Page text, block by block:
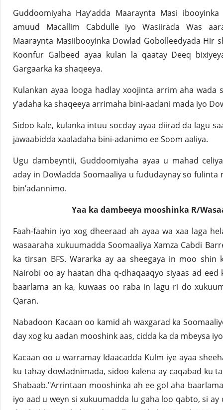
Guddoomiyaha Hay’adda Maaraynta Masi
amuud Macallim Cabdulle iyo Wasiirada Was
Maaraynta Masiibooyinka Dowlad Gobolleedyada Hir
Koonfur Galbeed ayaa kulan la qaatay Deeq
Gargaarka ka shaqeeya.
Kulankan ayaa looga hadlay xoojinta arrim aha wada
y’adaha ka shaqeeya arrimaha bini-aadani mada iyo
Sidoo kale, kulanka intuu socday ayaa diirad da lagu
jawaabidda xaaladaha bini-adanimo ee Soom aaliya.
Ugu dambeyntii, Guddoomiyaha ayaa u mahad
aday in Dowladda Soomaaliya u fududaynay so
bin’adannimo.
Yaa ka dambeeya mooshinka R/
Faah-faahin iyo xog dheeraad ah ayaa wa xaa laga
wasaaraha xukuumadda Soomaaliya Xamza Cabdi
ka tirsan BFS. Wararka ay aa sheegaya in moo shin
Nairobi oo ay haatan dha q-dhaqaaqyo siyaas ad
baarlama an ka, kuwaas oo raba in lagu ri do
Qaran.
Nabadoon Kacaan oo kamid ah waxgarad ka
day xog ku aadan mooshink aas, cidda ka da mbeysa
Kacaan oo u warramay Idaacadda Kulm iye ayaa
ku tahay dowladnimada, sidoo kalena ay caqabad ku
Shabaab."Arrintaan mooshinka ah ee gol aha
iyo aad u weyn si xukuumadda lu gaha loo qabto, si